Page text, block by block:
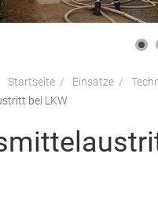
Startseite Einsätze
bei LKW